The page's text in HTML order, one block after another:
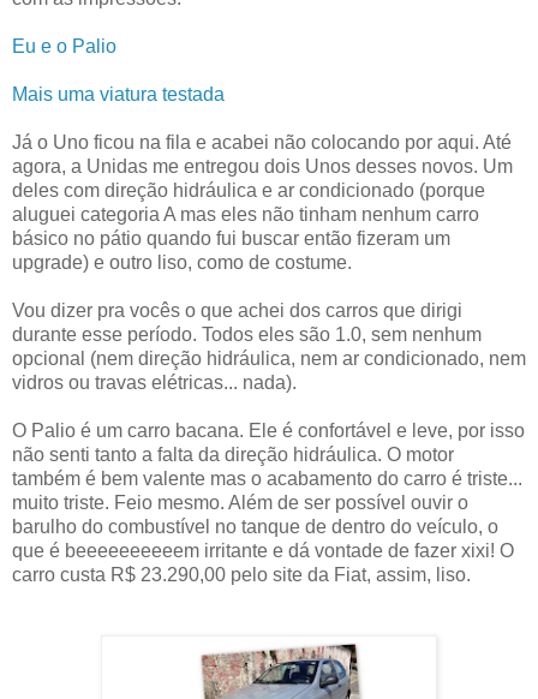
Eu e o Palio
Mais uma viatura testada
Já o Uno ficou na fila e acabei não colocando por aqui. Até
agora, a Unidas me entregou dois Unos desses novos. Um
deles com direção hidráulica e ar condicionado (porque
aluguei categoria A mas eles não tinham nenhum carro
básico no pátio quando fui buscar então fizeram um
upgrade) e outro liso, como de costume.
Vou dizer pra vocês o que achei dos carros que dirigi
durante esse período. Todos eles são 1.0, sem nenhum
opcional (nem direção hidráulica, nem ar condicionado, nem
vidros ou travas elétricas... nada).
O Palio é um carro bacana. Ele é confortável e leve, por isso
não senti tanto a falta da direção hidráulica. O motor
também é bem valente mas o acabamento do carro é triste...
muito triste. Feio mesmo. Além de ser possível ouvir o
barulho do combustível no tanque de dentro do veículo, o
que é beeeeeeeeeem irritante e dá vontade de fazer xixi! O
carro custa R$ 23.290,00 pelo site da Fiat, assim, liso.